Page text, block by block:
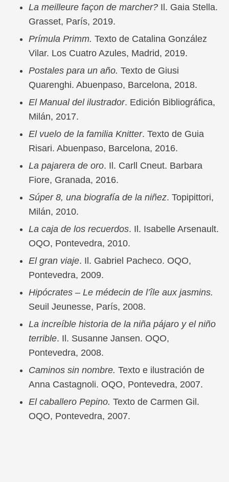
La meilleure façon de marcher? Il. Gaia Stella.
Grasset, París, 2019.
Prímula Primm. Texto de Catalina González
Vilar. Los Cuatro Azules, Madrid, 2019.
Postales para un año. Texto de Giusi
Quarenghi. Abuenpaso, Barcelona, 2018.
El Manual del ilustrador. Edición Bibliográfica,
Milán, 2017.
El vuelo de la familia Knitter. Texto de Guia
Risari. Abuenpaso, Barcelona, 2016.
La pajarera de oro. Il. Carll Cneut. Barbara
Fiore, Granada, 2016.
Súper 8, una biografía de la niñez. Topipittori,
Milán, 2010.
La caja de los recuerdos. Il. Isabelle Arsenault.
OQO, Pontevedra, 2010.
El gran viaje. Il. Gabriel Pacheco. OQO,
Pontevedra, 2009.
Hipócrates – Le médecin de l’île aux jasmins.
Seuil Jeunesse, París, 2008.
La increíble historia de la niña pájaro y el niño
terrible. Il. Susanne Jansen. OQO,
Pontevedra, 2008.
Caminos sin nombre. Texto e ilustración de
Anna Castagnoli. OQO, Pontevedra, 2007.
El caballero Pepino. Texto de Carmen Gil.
OQO, Pontevedra, 2007.